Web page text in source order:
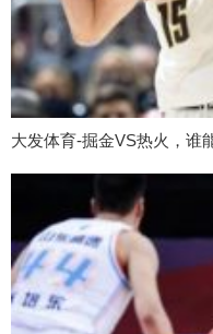
大发体育-掘金VS热火，谁